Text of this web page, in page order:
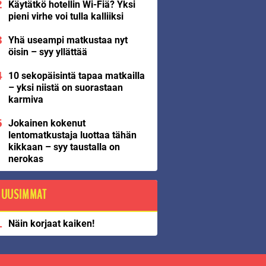
Käytätkö hotellin Wi-Fiä? Yksi
pieni virhe voi tulla kalliiksi
Yhä useampi matkustaa nyt
öisin – syy yllättää
10 sekopäisintä tapaa matkailla
– yksi niistä on suorastaan
karmiva
Jokainen kokenut
lentomatkustaja luottaa tähän
kikkaan – syy taustalla on
nerokas
UUSIMMAT
Näin korjaat kaiken!